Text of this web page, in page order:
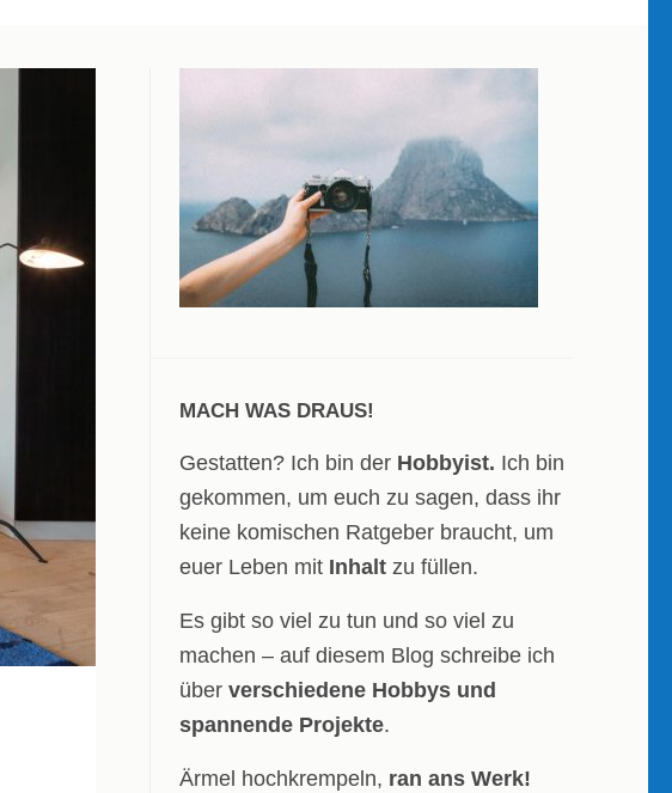
MACH WAS DRAUS!
Gestatten? Ich bin der Hobbyist. Ich bin
gekommen, um euch zu sagen, dass ihr
keine komischen Ratgeber braucht, um
euer Leben mit Inhalt zu füllen.
Es gibt so viel zu tun und so viel zu
machen – auf diesem Blog schreibe ich
über verschiedene Hobbys und
spannende Projekte.
Ärmel hochkrempeln, ran ans Werk!